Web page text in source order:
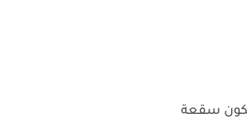
سقعة